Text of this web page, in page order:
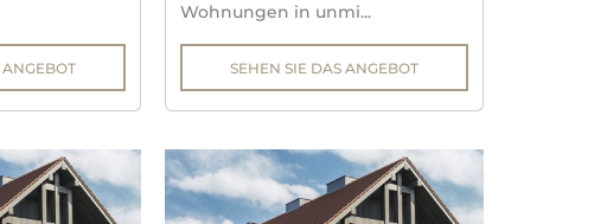
Wohnungen in unmi...
SEHEN SIE DAS ANGEBOT